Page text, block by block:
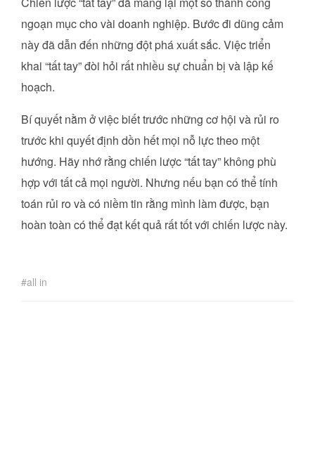
ngoạn mục cho vài doanh nghiệp. Bước đi dũng cảm
này đã dẫn đến những đột phá xuất sắc. Việc triển
khai “tất tay” đòi hỏi rất nhiều sự chuẩn bị và lập kế
hoạch.
Bí quyết nằm ở việc biết trước những cơ hội và rủi ro
trước khi quyết định dồn hết mọi nỗ lực theo một
hướng. Hãy nhớ rằng chiến lược “tất tay” không phù
hợp với tất cả mọi người. Nhưng nếu bạn có thể tính
toán rủi ro và có niềm tin rằng mình làm được, bạn
hoàn toàn có thể đạt kết quả rất tốt với chiến lược này.
all in